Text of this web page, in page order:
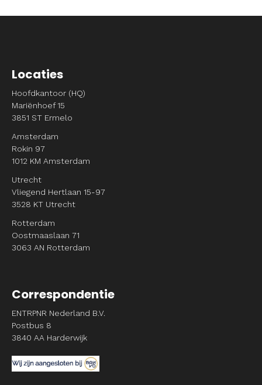
Locaties
Hoofdkantoor (HQ)
Mariënhoef 15
3851 ST Ermelo
Amsterdam
Rokin 97
1012 KM Amsterdam
Utrecht
Vliegend Hertlaan 15-97
3528 KT Utrecht
Rotterdam
Oostmaaslaan 71
3063 AN Rotterdam
Correspondentie
ENTRPNR Nederland B.V.
Postbus 8
3840 AA Harderwijk